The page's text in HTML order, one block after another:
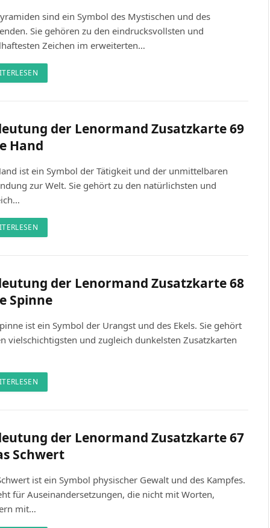
sind ein Symbol des Mystischen und des
Sie gehören zu den eindrucksvollsten und
Zeichen im erweiterten…
der Lenormand Zusatzkarte 69
Hand
ist ein Symbol der Tätigkeit und der unmittelbaren
zur Welt. Sie gehört zu den natürlichsten und
der Lenormand Zusatzkarte 68
Spinne
ist ein Symbol der Urangst und des Ekels. Sie gehört
vielschichtigsten und zugleich dunkelsten Zusatzkarten
der Lenormand Zusatzkarte 67
Schwert
ist ein Symbol physischer Gewalt und des Kampfes.
für Auseinandersetzungen, die nicht mit Worten,
mit…